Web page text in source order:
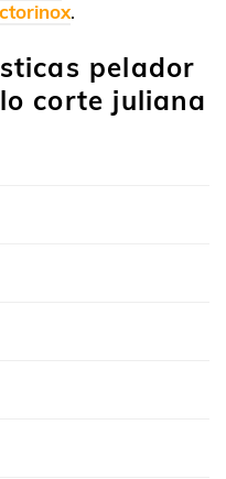
.
pelador
corte juliana